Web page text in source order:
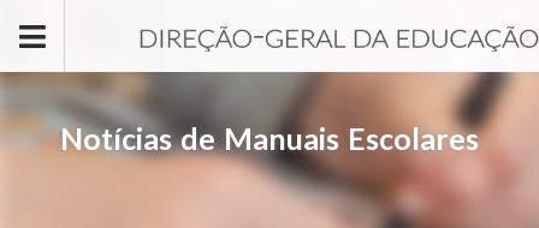
Notícias de Manuais Escolares